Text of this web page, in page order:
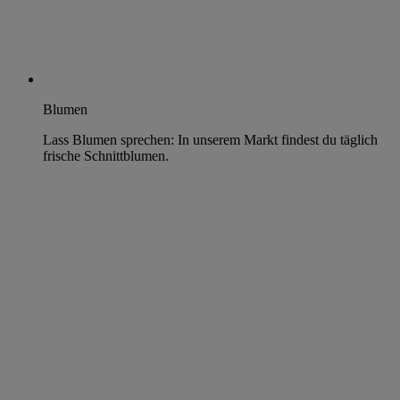
Blumen
Lass Blumen sprechen: In unserem Markt findest du täglich
frische Schnittblumen.